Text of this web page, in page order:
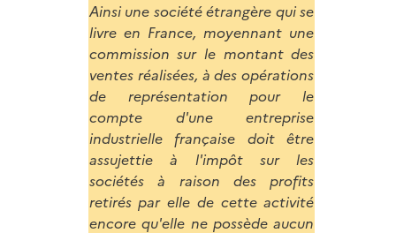
Ainsi une société étrangère qui se
livre en France, moyennant une
commission sur le montant des
ventes réalisées, à des opérations
de représentation pour le
compte d'une entreprise
industrielle française doit être
assujettie à l'impôt sur les
sociétés à raison des profits
retirés par elle de cette activité
encore qu'elle ne possède aucun